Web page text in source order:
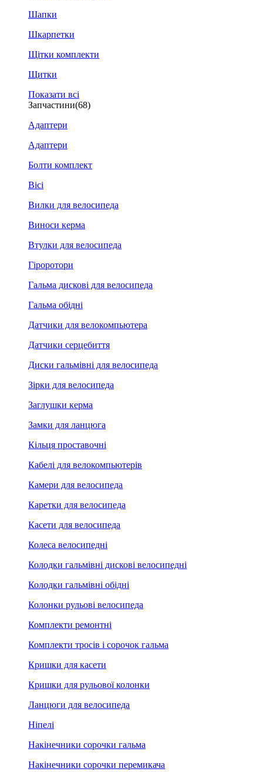
Шапки
Шкарпетки
Щітки комплекти
Щитки
Показати всі
Запчастини(68)
Адаптери
Адаптери
Болти комплект
Вісі
Вилки для велосипеда
Виноси керма
Втулки для велосипеда
Гіроротори
Гальма дискові для велосипеда
Гальма обідні
Датчики для велокомпьютера
Датчики серцебиття
Диски гальмівні для велосипеда
Зірки для велосипеда
Заглушки керма
Замки для ланцюга
Кільця проставочні
Кабелі для велокомпьютерів
Камери для велосипеда
Каретки для велосипеда
Касети для велосипеда
Колеса велосипедні
Колодки гальмівні дискові велосипедні
Колодки гальмівні обідні
Колонки рульові велосипеда
Комплекти ремонтні
Комплекти тросів і сорочок гальма
Кришки для касети
Кришки для рульової колонки
Ланцюги для велосипеда
Ніпелі
Накінечники сорочки гальма
Накінечники сорочки перемикача